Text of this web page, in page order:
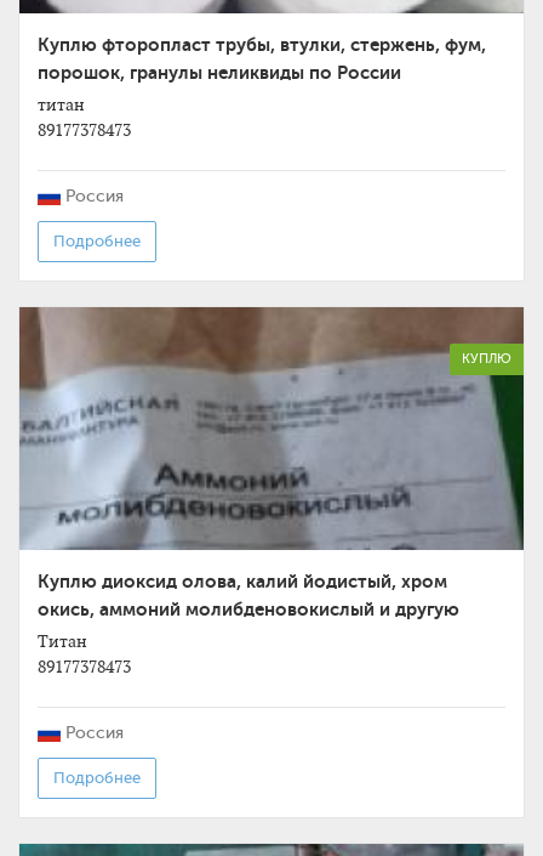
Куплю фторопласт трубы, втулки, стержень, фум,
порошок, гранулы неликвиды по России
титан
89177378473
Россия
Подробнее
КУПЛЮ
Куплю диоксид олова, калий йодистый, хром
окись, аммоний молибденовокислый и другую
химию неликвиды
Титан
89177378473
Россия
Подробнее